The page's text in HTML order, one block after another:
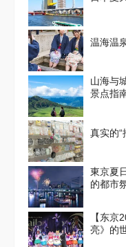
温海温
山海与
景点指
真实的“
東京夏
的都市
【东京
亮》的